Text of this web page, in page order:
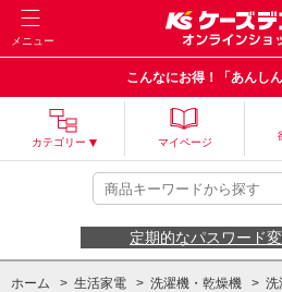
メニュー
こんなにお得！「あんし
カテゴリー マイページ
定期的なパスワード
ホーム > 生活家電 > 洗濯機・乾燥機 > 洗